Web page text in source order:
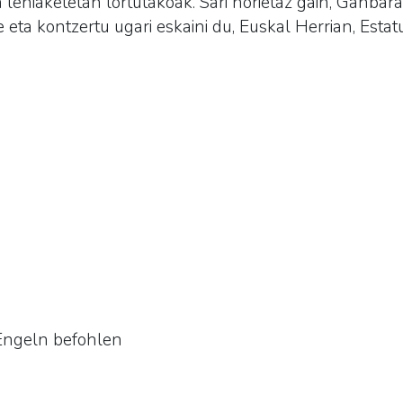
kontzertu ugari eskaini du, Euskal Herrian,
befohlen